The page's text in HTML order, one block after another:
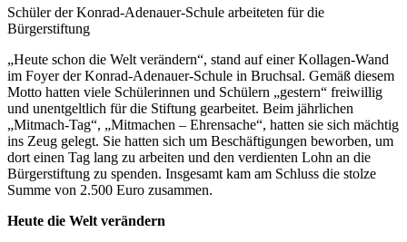
Schüler der Konrad-Adenauer-Schule arbeiteten für die
Bürgerstiftung
„Heute schon die Welt verändern“, stand auf einer Kollagen-Wand
im Foyer der Konrad-Adenauer-Schule in Bruchsal. Gemäß diesem
Motto hatten viele Schülerinnen und Schülern „gestern“ freiwillig
und unentgeltlich für die Stiftung gearbeitet. Beim jährlichen
„Mitmach-Tag“, „Mitmachen – Ehrensache“, hatten sie sich mächtig
ins Zeug gelegt. Sie hatten sich um Beschäftigungen beworben, um
dort einen Tag lang zu arbeiten und den verdienten Lohn an die
Bürgerstiftung zu spenden. Insgesamt kam am Schluss die stolze
Summe von 2.500 Euro zusammen.
Heute die Welt verändern